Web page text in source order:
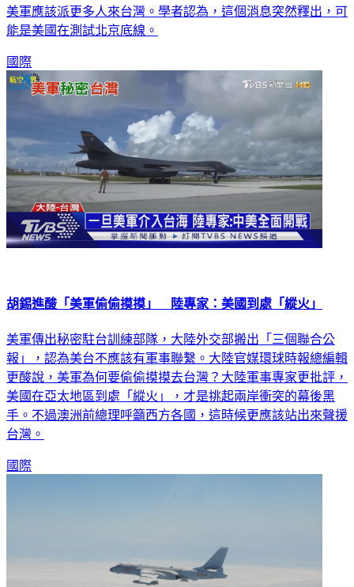
美軍應該派更多人來台灣。學者認為，這個消息突然釋出，可
能是美國在測試北京底線。
國際
胡錫進酸「美軍偷偷摸摸」 陸專家：美國到處「縱火」
美軍傳出秘密駐台訓練部隊，大陸外交部搬出「三個聯合公
報」，認為美台不應該有軍事聯繫。大陸官媒環球時報總編輯
更酸說，美軍為何要偷偷摸摸去台灣？大陸軍事專家更批評，
美國在亞太地區到處「縱火」，才是挑起兩岸衝突的幕後黑
手。不過澳洲前總理呼籲西方各國，這時候更應該站出來聲援
台灣。
國際